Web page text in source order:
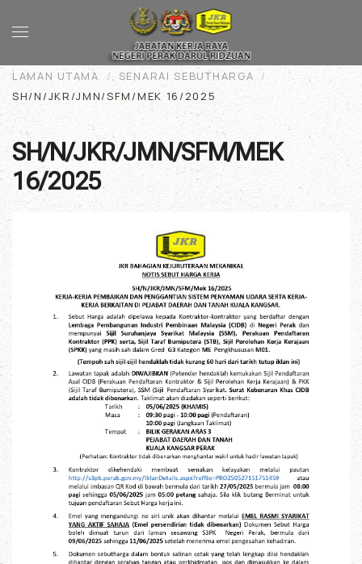
Skip to main content
LAMAN UTAMA
SENARAI SEBUTHARGA
SH/N/JKR/JMN/SFM/MEK 16/2025
SH/N/JKR/JMN/SFM/MEK
16/2025